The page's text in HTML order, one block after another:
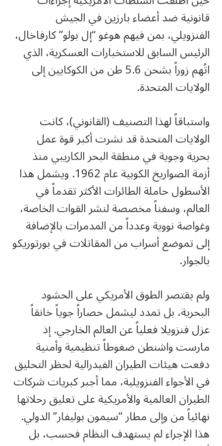
قانونية ضد أعضاء بارزين في الجيش
الفنزويلي، بمن فيهم هوغو “إل بولو” كارفاخال،
الرئيس السابق للاستخبارات العسكرية، الذي
اتُهم زوراً بشحن 5.6 طن من الكوكايين إلى
الولايات المتحدة.
واستباقاً لهذا التصنيف (القانوني)، كانت
الولايات المتحدة قد نشرت أكبر قوة عمل
بحرية وجوية في منطقة البحر الكاريبي منذ
أزمة الصواريخ الكوبية عام 1962. ويشمل هذا
الأسطول حاملة الطائرات الأكثر تقدماً في
العالم، وسفناً مخصصة لنشر القوات الخاصة،
وغواصة نووية وعدداً من المدمرات بالإضافة
إلى تموضع أسراب من المقاتلات في بورتوريكو
بالجوار.
ولم يقتصر الطوق الأمريكي على الحشود
البحرية، بل تمدد ليشمل حصاراً جوياً خانقاً
عزل فنزويلا فعلياً عن العالم الخارجي. إذ
مارست واشنطن ضغوطاً تنظيمية وأمنية
دفعت هيئات الطيران الفيدرالية لحظر التحليق
في الأجواء الفنزويلية، مما أجبر كبريات شركات
الطيران العالمية والأمريكية على تعليق رحلاتها
نهائياً من وإلى مطار “سيمون بوليفار” الدولي.
هذا الإجراء لم يستهدف النظام فحسب، بل